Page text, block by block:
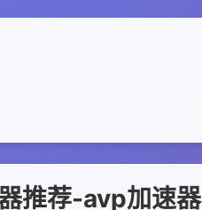
推荐-avp加速器